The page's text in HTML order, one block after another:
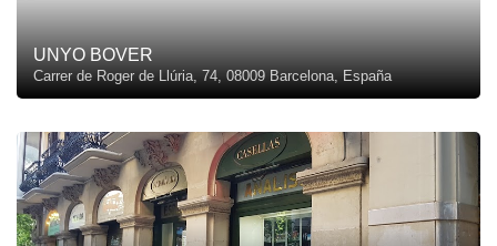
UNYO BOVER
Carrer de Roger de Llúria, 74, 08009 Barcelona, España